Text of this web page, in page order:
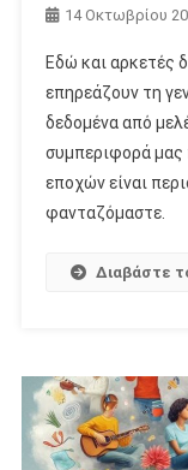
14 Οκτωβρίου
Εδώ και αρκετές
επηρεάζουν τη
δεδομένα από
συμπεριφορά μας
εποχών είναι
φανταζόμαστε.
Διαβάστε